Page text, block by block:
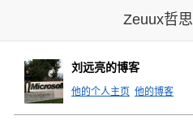
Zeuux哲思
刘远亮的博客
他的个人主页 他的博客